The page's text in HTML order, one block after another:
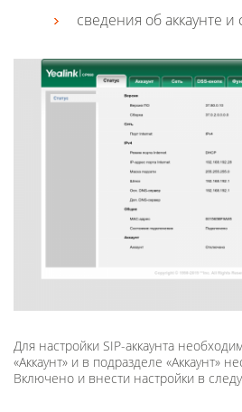
сведения об аккаунте и
Для настройки SIP-аккаунта
«Аккаунт» и в подразделе «Аккаунт»
Включено и внести настройки в